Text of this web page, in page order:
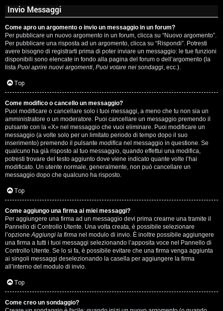
Invio Messaggi
Come apro un argomento o invio un messaggio in un forum?
Per pubblicare un nuovo argomento in un forum, clicca su “Nuovo argomento”.
Per pubblicare una risposta ad un argomento, clicca su “Rispondi”. Potresti
avere bisogno di registrarti prima di poter inviare un messaggio: le tue funzioni
disponibili sono elencate in fondo alla pagina del forum o dell’argomento (la
lista Puoi aprire nuovi argomenti, Puoi votare nei sondaggi, ecc.).
Top
Come modifico o cancello un messaggio?
Puoi modificare o cancellare solo i tuoi messaggi, a meno che tu non sia un
amministratore o un moderatore. Puoi cancellare un messaggio premendo il
pulsante con la «X» nel messaggio che vuoi eliminare. Puoi modificare un
messaggio (a volte solo per un limitato periodo di tempo dopo il suo
inserimento) premendo il pulsante modifica nel messaggio in questione. Se
qualcuno ha già risposto al tuo messaggio, quando effettui una modifica,
potresti trovare del testo aggiunto dove viene indicato quante volte l’hai
modificato. Un utente normale, generalmente, non può cancellare un
messaggio dopo che qualcuno ha risposto.
Top
Come aggiungo una firma ai miei messaggi?
Per aggiungere una firma ad un messaggio devi prima crearne una tramite il
Pannello di Controllo Utente. Una volta creata, è possibile selezionare
l’opzioneAggiungi la firma nel modulo di invio. È inoltre possibile aggiungere
una firma a tutti i tuoi messaggi selezionando l’apposita voce nel Pannello di
Controllo Utente. Se lo si fa, è possibile evitare che una firma venga aggiunta
ai singoli messaggi deselezionando la casella per aggiungere la firma
all’interno del modulo di invio.
Top
Come creo un sondaggio?
P
e
r
c
o
r
s
i
M
u
s
i
c
a
l
i
d
i